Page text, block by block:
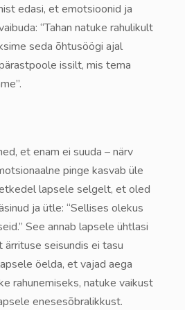
edasi, et emotsioonid ja
“Tahan natuke rahulikult
seda õhtusöögi ajal
issilt, mis tema
et enam ei suuda – närv
pinge kasvab üle
lapsele selgelt, et oled
ja ütle: “Sellises olekus
See annab lapsele ühtlasi
seisundis ei tasu
öelda, et vajad aega
rahunemiseks, natuke vaikust
enesesõbralikkust.